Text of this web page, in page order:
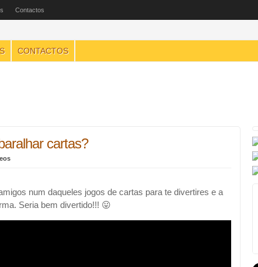
Contactos
CONTACTOS
cartas?
num daqueles jogos de cartas para te divertires e a
Seria bem divertido!!! 😛